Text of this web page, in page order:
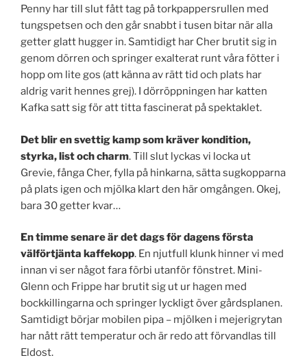
Penny har till slut fått tag på torkpappersrullen med
tungspetsen och den går snabbt i tusen bitar när alla
getter glatt hugger in. Samtidigt har Cher brutit sig in
genom dörren och springer exalterat runt våra fötter i
hopp om lite gos (att känna av rätt tid och plats har
aldrig varit hennes grej). I dörröppningen har katten
Kafka satt sig för att titta fascinerat på spektaklet.
Det blir en svettig kamp som kräver kondition,
styrka, list och charm. Till slut lyckas vi locka ut
Grevie, fånga Cher, fylla på hinkarna, sätta sugkopparna
på plats igen och mjölka klart den här omgången. Okej,
bara 30 getter kvar…
En timme senare är detdags för dagens första
välförtjänta kaffekopp. En njutfull klunk hinner vi med
innan vi ser något fara förbi utanför fönstret. Mini-
Glenn och Frippe har brutit sig ut ur hagen med
bockkillingarna och springer lyckligt över gårdsplanen.
Samtidigt börjar mobilen pipa – mjölken i mejerigrytan
har nått rätt temperatur och är redo att förvandlas till
Eldost.